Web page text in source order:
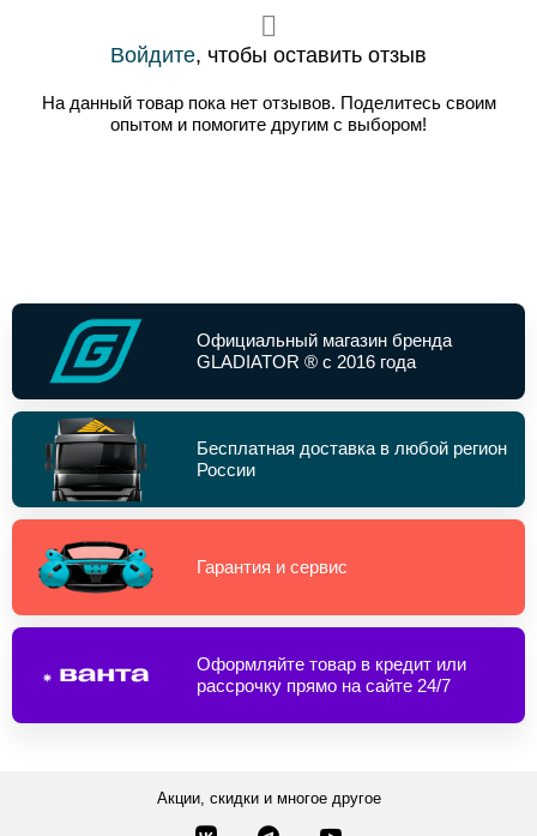
Войдите, чтобы оставить отзыв
На данный товар пока нет отзывов. Поделитесь своим
опытом и помогите другим с выбором!
Официальный магазин бренда
GLADIATOR ® с 2016 года
Бесплатная доставка в любой регион
России
Гарантия и сервис
Оформляйте товар в кредит или
рассрочку прямо на сайте 24/7
Акции, скидки и многое другое